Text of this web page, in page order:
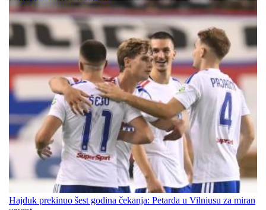
Hajduk prekinuo šest godina čekanja: Petarda u Vilniusu za miran